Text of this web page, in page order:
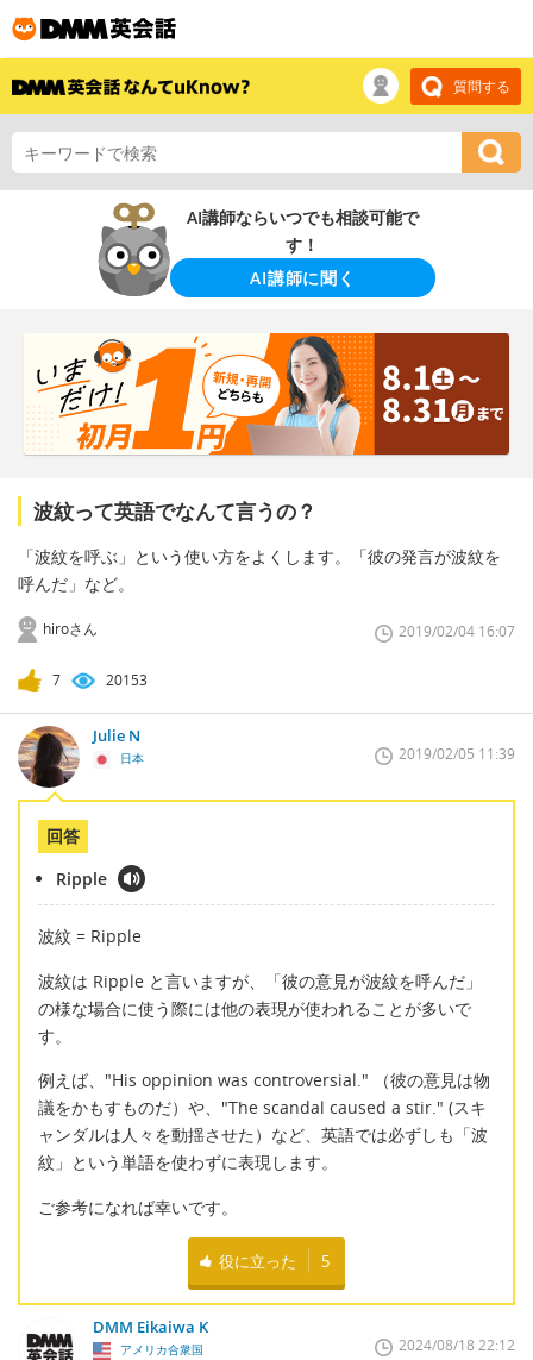
質問する
AI講師ならいつでも相談可能で
す！
AI講師に聞く
波紋って英語でなんて言うの？
「波紋を呼ぶ」という使い方をよくします。「彼の発言が波紋を
呼んだ」など。
hiroさん 2019/02/04 16:07
7 20153
Julie N
日本 2019/02/05 11:39
回答
Ripple
波紋 = Ripple
波紋は Ripple と言いますが、「彼の意見が波紋を呼んだ」
の様な場合に使う際には他の表現が使われることが多いで
す。
例えば、"His oppinion was controversial." （彼の意見は物
議をかもすものだ）や、"The scandal caused a stir." (スキ
ャンダルは人々を動揺させた）など、英語では必ずしも「波
紋」という単語を使わずに表現します。
ご参考になれば幸いです。
役に立った 5
DMM Eikaiwa K
アメリカ合衆国 2024/08/18 22:12